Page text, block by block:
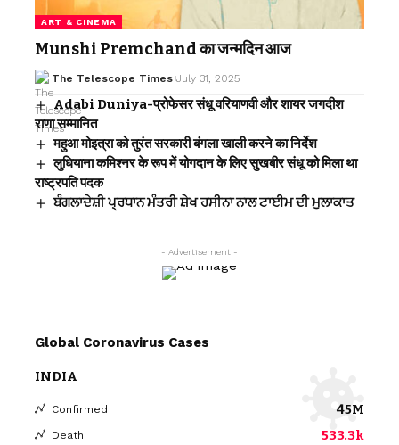
ART & CINEMA
Munshi Premchand का जन्मदिन आज
The Telescope Times July 31, 2025
Adabi Duniya-प्रोफेसर संधू वरियाणवी और शायर जगदीश
राणा सम्मानित
महुआ मोइत्रा को तुरंत सरकारी बंगला खाली करने का निर्देश
लुधियाना कमिश्नर के रूप में योगदान के लिए सुखबीर संधू को मिला था
राष्ट्रपति पदक
ਬੰਗਲਾਦੇਸ਼ੀ ਪ੍ਰਧਾਨ ਮੰਤਰੀ ਸ਼ੇਖ ਹਸੀਨਾ ਨਾਲ ਟਾਈਮ ਦੀ ਮੁਲਾਕਾਤ
- Advertisement -
Global Coronavirus Cases
INDIA
Confirmed 45M
Death 533.3k